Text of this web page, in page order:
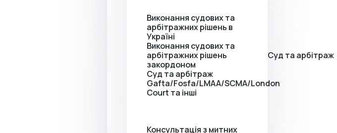
Суд та арбітраж
Виконання судових та
арбітражних рішень в
Україні
Виконання судових та
арбітражних рішень
закордоном
Суд та арбітраж
Gafta/Fosfa/LMAA/SCMA/London
Court та інші
Консультація з митних